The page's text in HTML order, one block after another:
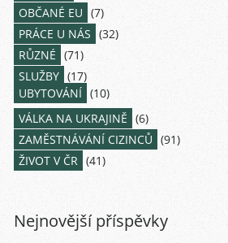
OBČANÉ EU (7)
PRÁCE U NÁS (32)
RŮZNÉ (71)
SLUŽBY (17)
UBYTOVÁNÍ (10)
VÁLKA NA UKRAJINĚ (6)
ZAMĚSTNÁVÁNÍ CIZINCŮ (91)
ŽIVOT V ČR (41)
Nejnovější příspěvky